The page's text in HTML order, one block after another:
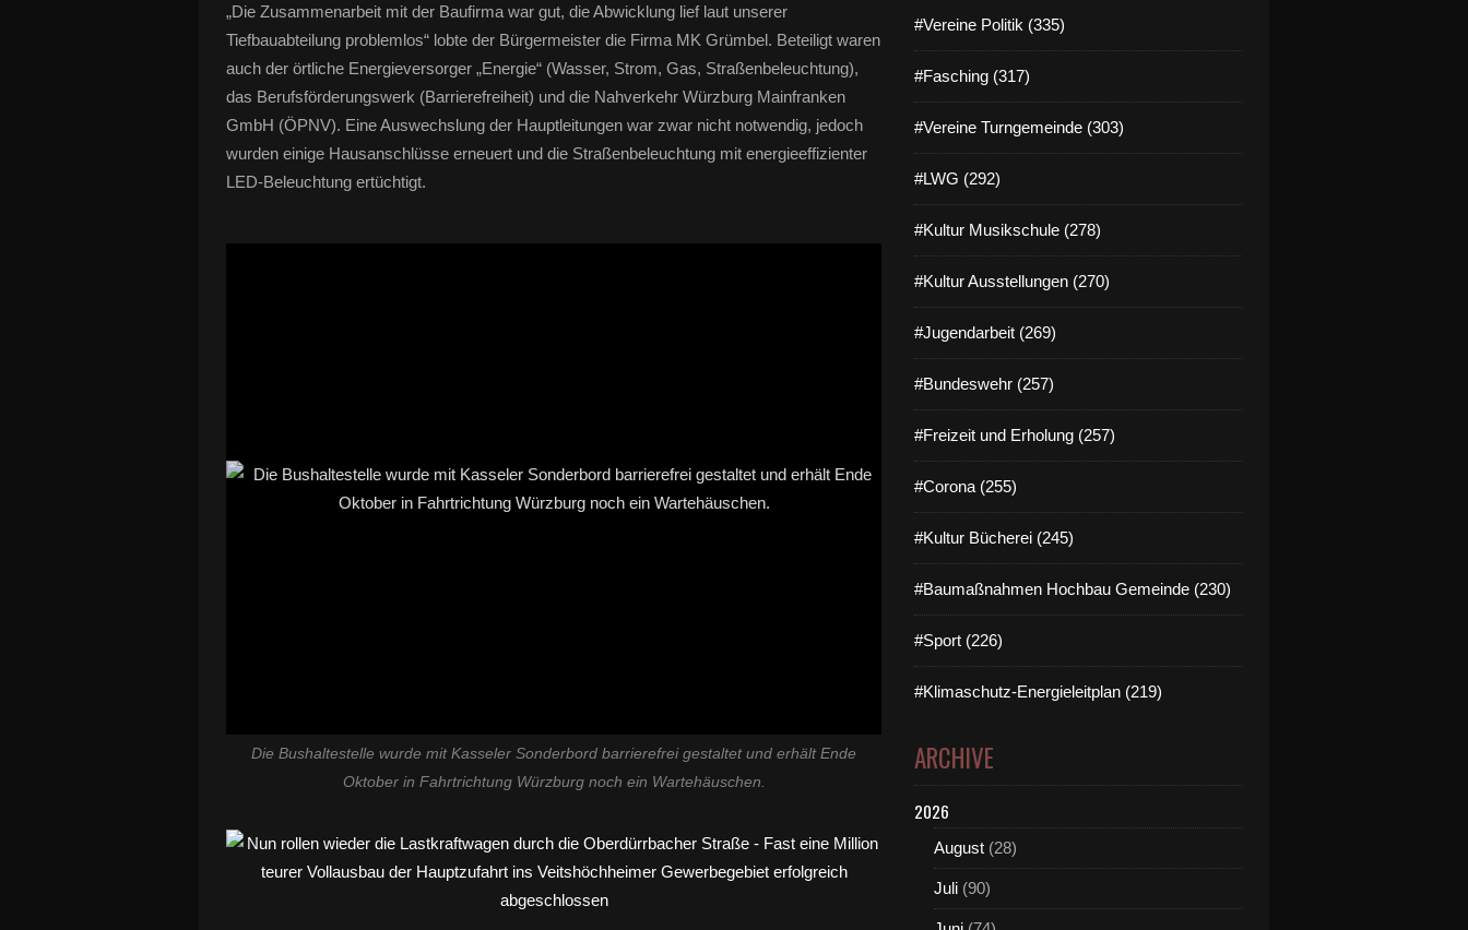
„Die Zusammenarbeit mit der Baufirma war gut, die Abwicklung lief laut unserer
Tiefbauabteilung problemlos“ lobte der Bürgermeister die Firma MK Grümbel. Beteiligt waren
auch der örtliche Energieversorger „Energie“ (Wasser, Strom, Gas, Straßenbeleuchtung),
das Berufsförderungswerk (Barrierefreiheit) und die Nahverkehr Würzburg Mainfranken
GmbH (ÖPNV). Eine Auswechslung der Hauptleitungen war zwar nicht notwendig, jedoch
wurden einige Hausanschlüsse erneuert und die Straßenbeleuchtung mit energieeffizienter
LED-Beleuchtung ertüchtigt.
Die Bushaltestelle wurde mit Kasseler Sonderbord barrierefrei gestaltet und erhält Ende
Oktober in Fahrtrichtung Würzburg noch ein Wartehäuschen.
#Vereine Politik (335)
#Fasching (317)
#Vereine Turngemeinde (303)
#LWG (292)
#Kultur Musikschule (278)
#Kultur Ausstellungen (270)
#Jugendarbeit (269)
#Bundeswehr (257)
#Freizeit und Erholung (257)
#Corona (255)
#Kultur Bücherei (245)
#Baumaßnahmen Hochbau Gemeinde (230)
#Sport (226)
#Klimaschutz-Energieleitplan (219)
ARCHIVE
2026
August (28)
Juli (90)